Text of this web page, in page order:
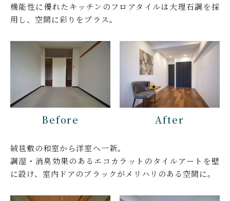
機能性に優れたキッチンのフロアタイルは大理石調を採
用し、空間に彩りをプラス。
Before After
絨毯敷の和室から洋室へ一新。
調湿・消臭効果のあるエコカラットのタイルアートを壁
に設け、室内ドアのブラックがメリハリのある空間に。